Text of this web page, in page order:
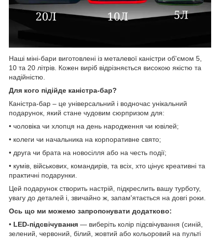
Наші міні-бари виготовлені із металевої каністри об'ємом 5,
10 та 20 літрів. Кожен виріб відрізняється високою якістю та
надійністю.
Для кого підійде каністра-бар?
Каністра-бар – це універсальний і водночас унікальний
подарунок, який стане чудовим сюрпризом для:
• чоловіка чи хлопця на день народження чи ювілей;
• колеги чи начальника на корпоративне свято;
• друга чи брата на новосілля або на честь події;
• кумів, військових, командирів, та всіх, хто цінує креативні та
практичні подарунки.
Цей подарунок створить настрій, підкреслить вашу турботу,
увагу до деталей і, звичайно ж, запам'ятається на довгі роки.
Ось що ми можемо запропонувати додатково:
• LED-підсвічування — виберіть колір підсвічування (синій,
зелений, червоний, білий, жовтий або кольоровий на пульті